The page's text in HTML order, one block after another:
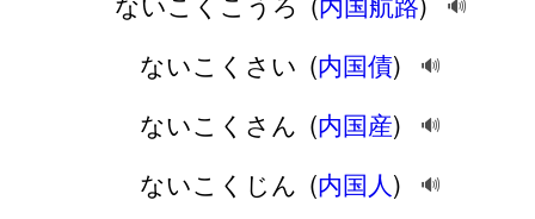
🔊
ないこくさい (内国債) 🔊
ないこくさん (内国産) 🔊
ないこくじん (内国人) 🔊